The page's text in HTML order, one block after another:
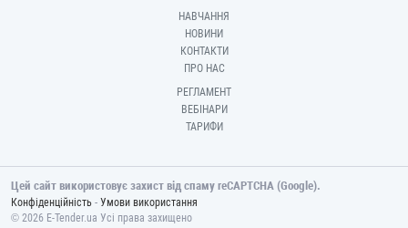
НАВЧАННЯ
НОВИНИ
КОНТАКТИ
ПРО НАС
РЕГЛАМЕНТ
ВЕБІНАРИ
ТАРИФИ
Цей сайт використовує захист від спаму reCAPTCHA (Google).
Конфіденційність - Умови використання
© 2026 E-Tender.ua Усі права захищено